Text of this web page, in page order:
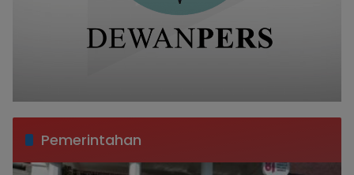
Pemerintahan